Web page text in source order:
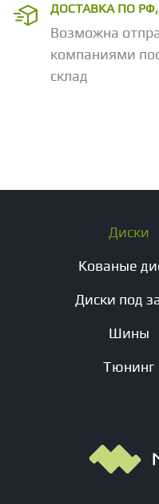
ДОСТАВКА ПО
Возможна
компаниями
склад
Диски
Кованые
Диски под
Шины
Тюнинг